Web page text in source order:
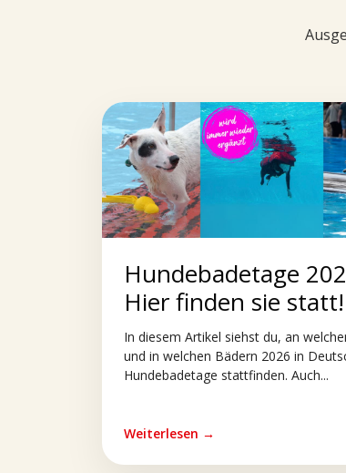
Hundebadetage
Hier finden sie statt!
In diesem Artikel siehst du, an
und in welchen Bädern 2026 in
Hundebadetage stattfinden. Auch...
Weiterlesen →